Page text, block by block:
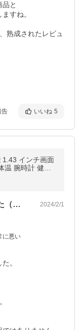
と
すね。
熟成されたレビュ
告 いいね 5
1.43 インチ画面
腕時計 健康
睡眠検測 節
私の必要とした商品では、無かった（笑） 2024/2/1
に悪い
。